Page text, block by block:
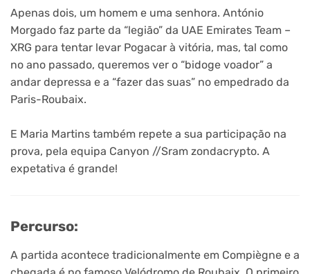
Apenas dois, um homem e uma senhora. António
Morgado faz parte da “legião” da UAE Emirates Team –
XRG para tentar levar Pogacar à vitória, mas, tal como
no ano passado, queremos ver o “bidoge voador” a
andar depressa e a “fazer das suas” no empedrado da
Paris-Roubaix.
E Maria Martins também repete a sua participação na
prova, pela equipa Canyon //Sram zondacrypto. A
expetativa é grande!
Percurso:
A partida acontece tradicionalmente em Compiègne e a